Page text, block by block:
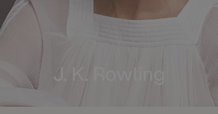
J. K. Rowling